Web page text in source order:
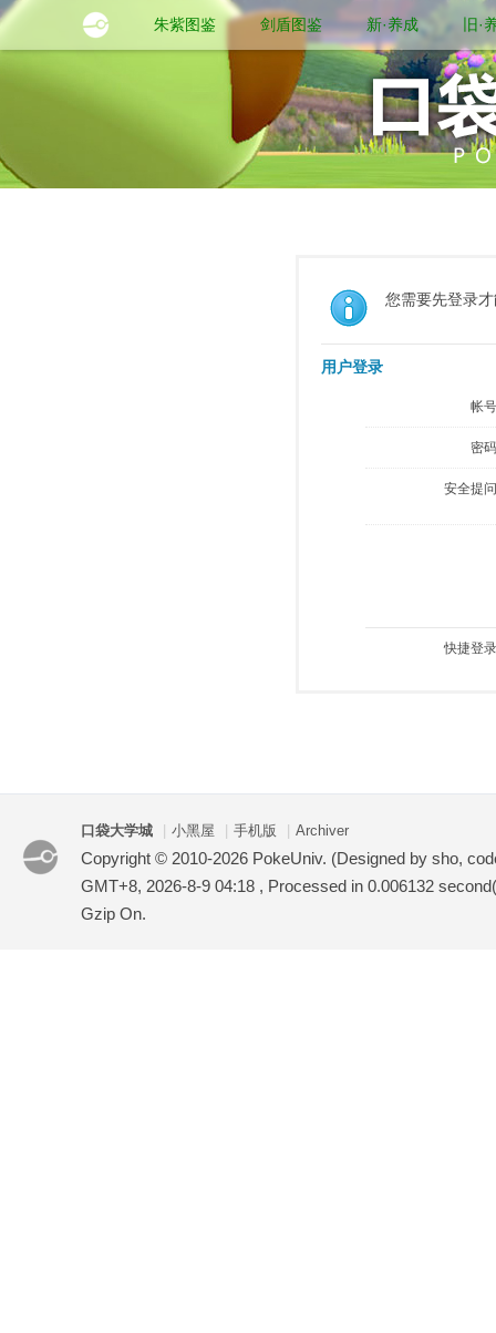
朱紫图鉴 剑盾图鉴 新·养成 旧·
您需要先登录
用户登录
帐
密
安全提
快捷登
口袋大学城 小黑屋 手机版 Archiver
Copyright © 2010-2026 PokeUniv. (Designed by sho,
GMT+8, 2026-8-9 04:18 , Processed in 0.006132
Gzip On.